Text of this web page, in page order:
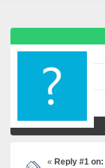
« Reply #1 on: